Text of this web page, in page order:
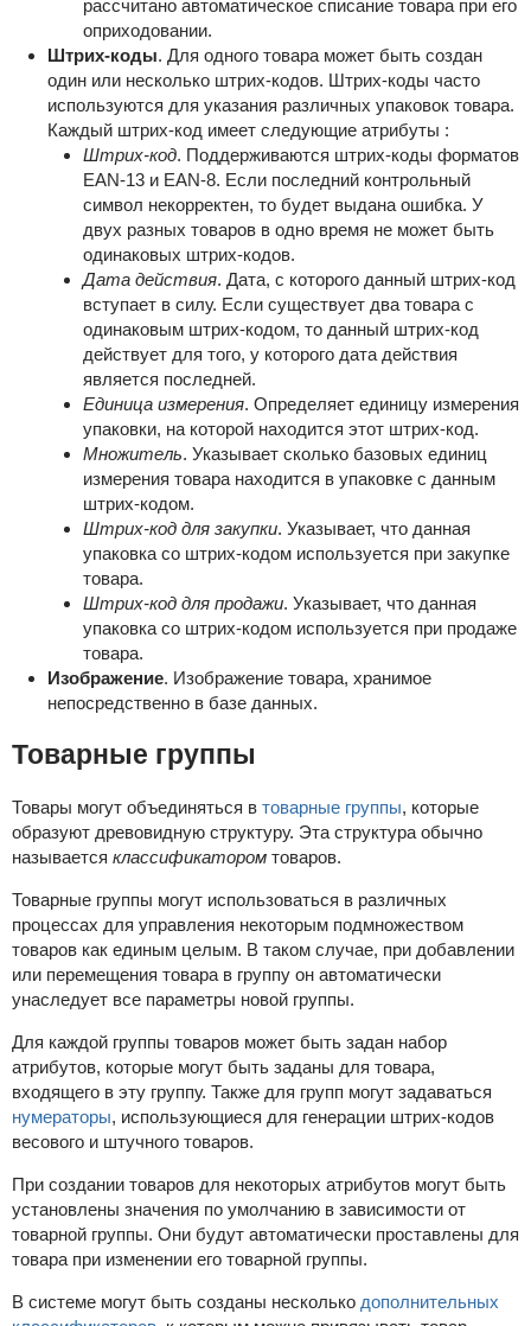
рассчитано автоматическое списание товара при его
оприходовании.
Штрих-коды. Для одного товара может быть создан
один или несколько штрих-кодов. Штрих-коды часто
используются для указания различных упаковок товара.
Каждый штрих-код имеет следующие атрибуты :
Штрих-код. Поддерживаются штрих-коды форматов
EAN-13 и EAN-8. Если последний контрольный
символ некорректен, то будет выдана ошибка. У
двух разных товаров в одно время не может быть
одинаковых штрих-кодов.
Дата действия. Дата, с которого данный штрих-код
вступает в силу. Если существует два товара с
одинаковым штрих-кодом, то данный штрих-код
действует для того, у которого дата действия
является последней.
Единица измерения. Определяет единицу измерения
упаковки, на которой находится этот штрих-код.
Множитель. Указывает сколько базовых единиц
измерения товара находится в упаковке с данным
штрих-кодом.
Штрих-код для закупки. Указывает, что данная
упаковка со штрих-кодом используется при закупке
товара.
Штрих-код для продажи. Указывает, что данная
упаковка со штрих-кодом используется при продаже
товара.
Изображение. Изображение товара, хранимое
непосредственно в базе данных.
Товарные группы
Товары могут объединяться в товарные группы, которые
образуют древовидную структуру. Эта структура обычно
называется классификатором товаров.
Товарные группы могут использоваться в различных
процессах для управления некоторым подмножеством
товаров как единым целым. В таком случае, при добавлении
или перемещения товара в группу он автоматически
унаследует все параметры новой группы.
Для каждой группы товаров может быть задан набор
атрибутов, которые могут быть заданы для товара,
входящего в эту группу. Также для групп могут задаваться
нумераторы, использующиеся для генерации штрих-кодов
весового и штучного товаров.
При создании товаров для некоторых атрибутов могут быть
установлены значения по умолчанию в зависимости от
товарной группы. Они будут автоматически проставлены для
товара при изменении его товарной группы.
В системе могут быть созданы несколько дополнительных